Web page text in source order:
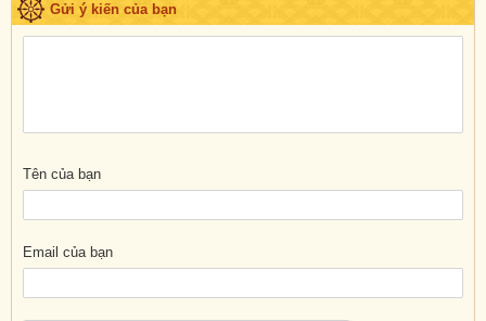
Gửi ý kiến của bạn
Tên của bạn
Email của bạn